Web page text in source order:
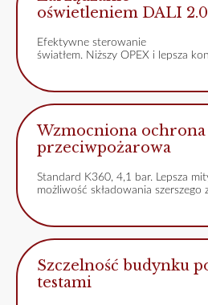
oświetleniem DALI 2.0
Efektywne sterowanie
światłem. Niższy OPEX i lepsza
Wzmocniona ochrona
przeciwpożarowa
Standard K360, 4,1 bar. Lepsza
możliwość składowania
Szczelność budynku
testami